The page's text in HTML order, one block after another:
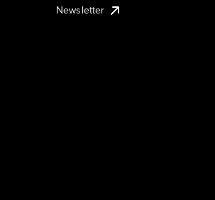
Newsletter